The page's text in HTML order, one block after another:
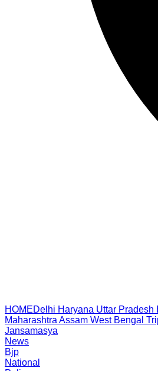
HOMEDelhi Haryana Uttar Pradesh
Maharashtra Assam West Bengal
Jansamasya
News
Bjp
National